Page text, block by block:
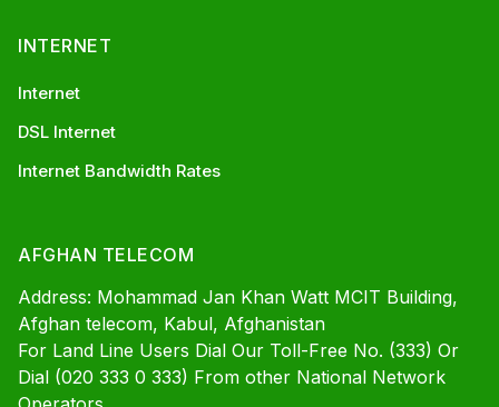
INTERNET
Internet
DSL Internet
Internet Bandwidth Rates
AFGHAN TELECOM
Address: Mohammad Jan Khan Watt MCIT Building,
Afghan telecom, Kabul, Afghanistan
For Land Line Users Dial Our Toll-Free No. (333) Or
Dial (020 333 0 333) From other National Network